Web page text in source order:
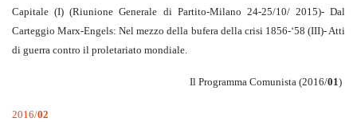
Capitale (I) (Riunione Generale di Partito-Milano 24-25/10/ 2015)- Dal
Carteggio Marx-Engels: Nel mezzo della bufera della crisi 1856-‘58 (III)- Atti
di guerra contro il proletariato mondiale.
Il Programma Comunista (2016/01)
2016/02